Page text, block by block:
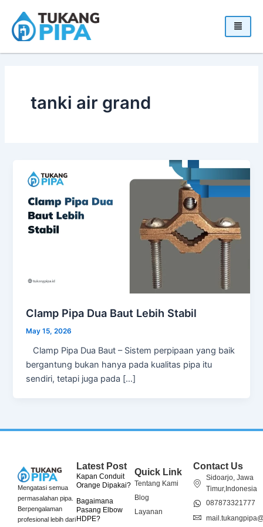
content
tanki air grand
Clamp Pipa Dua Baut Lebih Stabil
May 15, 2026
Clamp Pipa Dua Baut – Sistem perpipaan yang baik
bergantung bukan hanya pada kualitas pipa itu
sendiri, tetapi juga pada […]
Mengatasi semua
permasalahan pipa.
Berpengalaman
profesional lebih dari
Latest Post
Kapan Conduit
Orange Dipakai?
Bagaimana
Pasang Elbow
HDPE?
Quick Link
Tentang Kami
Blog
Layanan
Contact Us
Sidoarjo, Jawa
Timur,Indonesia
087873321777